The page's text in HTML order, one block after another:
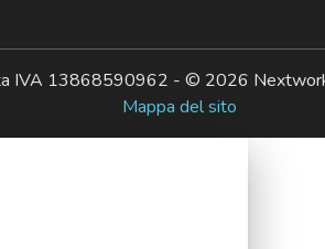
IVA 13868590962 - © 2026
Mappa del sito